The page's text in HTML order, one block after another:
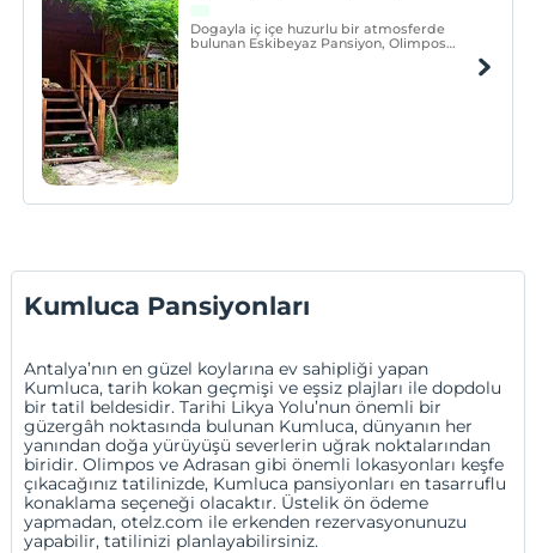
Dogayla iç içe huzurlu bir atmosferde
bulunan Eskibeyaz Pansiyon, Olimpos
Kumluca Pansiyonları
Antalya’nın en güzel koylarına ev sahipliği yapan
Kumluca, tarih kokan geçmişi ve eşsiz plajları ile dopdolu
bir tatil beldesidir. Tarihi Likya Yolu’nun önemli bir
güzergâh noktasında bulunan Kumluca, dünyanın her
yanından doğa yürüyüşü severlerin uğrak noktalarından
biridir.Olimpos veAdrasan gibi önemli lokasyonları keşfe
çıkacağınız tatilinizde, Kumluca pansiyonları en tasarruflu
konaklama seçeneği olacaktır. Üstelik ön ödeme
yapmadan, otelz.com ile erkenden rezervasyonunuzu
yapabilir, tatilinizi planlayabilirsiniz.